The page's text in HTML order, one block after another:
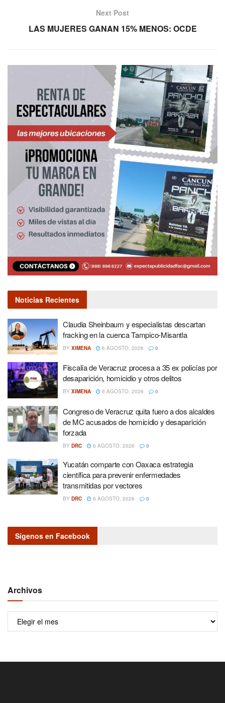
Next Post
LAS MUJERES GANAN 15% MENOS: OCDE
Noticias Recientes
Claudia Sheinbaum y especialistas descartan
fracking en la cuenca Tampico-Misantla
BY XIMENA 6 AGOSTO, 2026 0
Fiscalía de Veracruz procesa a 35 ex policías por
desaparición, homicidio y otros delitos
BY XIMENA 6 AGOSTO, 2026 0
Congreso de Veracruz quita fuero a dos alcaldes
de MC acusados de homicidio y desaparición
forzada
BY DRC 6 AGOSTO, 2026 0
Yucatán comparte con Oaxaca estrategia
científica para prevenir enfermedades
transmitidas por vectores
BY DRC 6 AGOSTO, 2026 0
Sígenos en Facebook
Archivos